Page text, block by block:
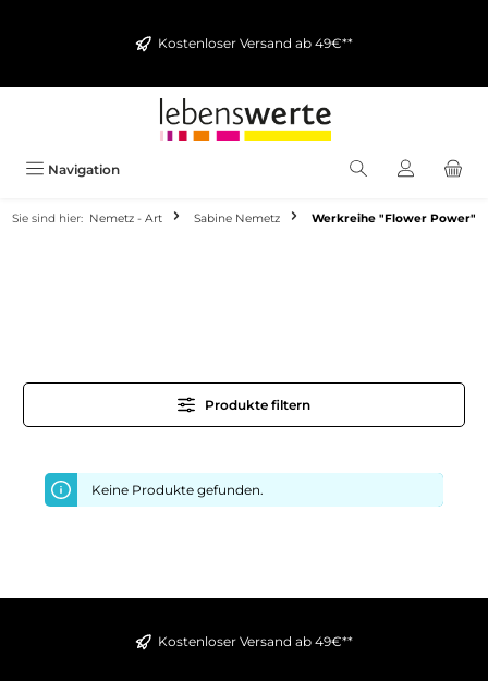
Kostenloser Versand ab 49€**
Navigation
Sie sind hier: Nemetz - Art Sabine Nemetz Werkreihe "Flower Power"
Produkte filtern
Keine Produkte gefunden.
Kostenloser Versand ab 49€**